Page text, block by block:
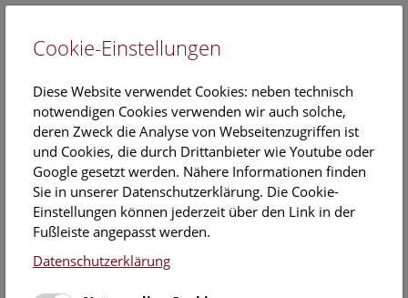
EN
Veranstaltungskalender
Informationen zu Gruppen,- Kindergarten- und
Schulprogrammen finden Siehier
Cookie-Einstellungen
Diese Website verwendet Cookies: neben technisch
notwendigen Cookies verwenden wir auch solche,
deren Zweck die Analyse von Webseitenzugriffen ist
und Cookies, die durch Drittanbieter wie Youtube oder
Google gesetzt werden. Nähere Informationen finden
Sie in unserer Datenschutzerklärung. Die Cookie-
Einstellungen können jederzeit über den Link in der
Fußleiste angepasst werden.
Datenschutzerklärung